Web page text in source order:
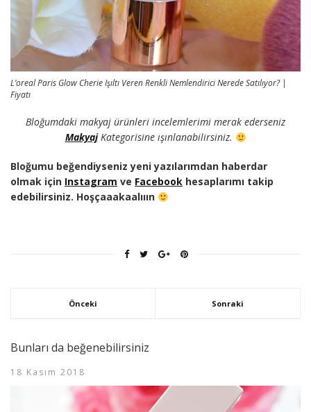
L’oreal Paris Glow Cherie Işıltı Veren Renkli Nemlendirici Nerede Satılıyor? |
Fiyatı
Bloğumdaki makyaj ürünleri incelemlerimi merak ederseniz
MakyajKategorisine ışınlanabilirsiniz.
Bloğumu beğendiyseniz yeni yazılarımdan haberdar
olmak için Instagram ve Facebook hesaplarımı takip
edebilirsiniz. Hoşçaaakaalııın
Önceki Sonraki
Bunları da beğenebilirsiniz
18 Kasım 2018